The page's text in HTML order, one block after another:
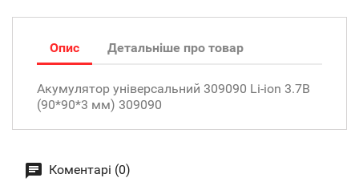
Опис Детальніше про товар
Акумулятор універсальний 309090 Li-ion 3.7В
(90*90*3 мм) 309090
Коментарі (0)